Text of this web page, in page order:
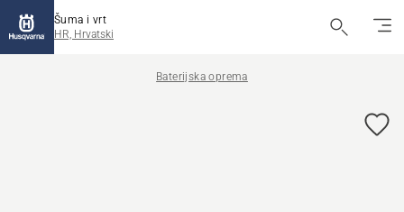
Šuma i vrt
HR, Hrvatski
Baterijska oprema